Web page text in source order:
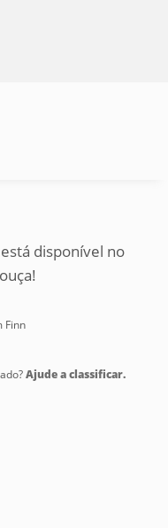
disponível no
Finn
Ajude a classificar.